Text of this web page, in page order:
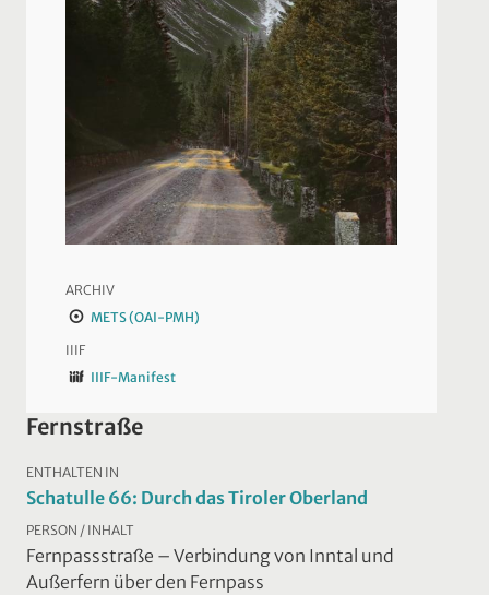
ARCHIV
METS (OAI-PMH)
IIIF
IIIF-Manifest
Fernstraße
ENTHALTEN IN
Schatulle 66: Durch das Tiroler Oberland
PERSON / INHALT
Fernpassstraße – Verbindung von Inntal und
Außerfern über den Fernpass